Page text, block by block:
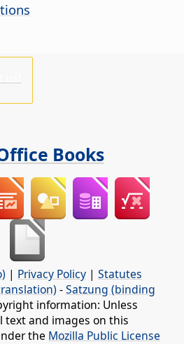
Books
| Privacy Policy | Statutes
-Satzung (binding
information: Unless
text and images on this
the Mozilla Public License